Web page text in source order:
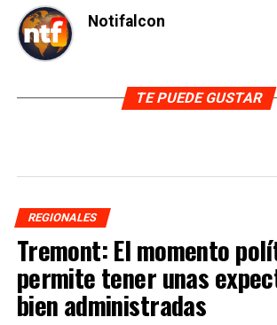
Notifalcon
TE PUEDE GUSTAR
REGIONALES
Tremont: El momento
permite tener unas
bien administradas